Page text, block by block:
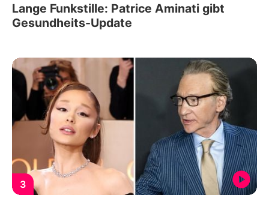
Lange Funkstille: Patrice Aminati gibt
Gesundheits-Update
3